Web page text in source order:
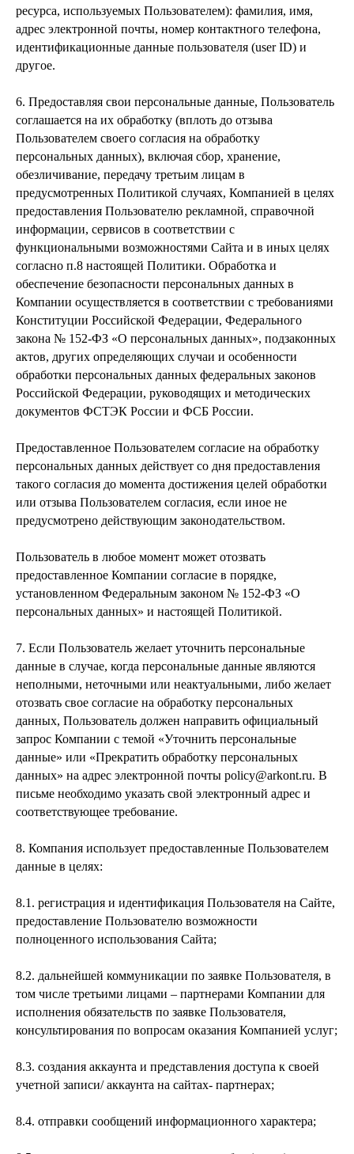
ресурса, используемых Пользователем): фамилия, имя,
адрес электронной почты, номер контактного телефона,
идентификационные данные пользователя (user ID) и
другое.
6. Предоставляя свои персональные данные, Пользователь
соглашается на их обработку (вплоть до отзыва
Пользователем своего согласия на обработку
персональных данных), включая сбор, хранение,
обезличивание, передачу третьим лицам в
предусмотренных Политикой случаях, Компанией в целях
предоставления Пользователю рекламной, справочной
информации, сервисов в соответствии с
функциональными возможностями Сайта и в иных целях
согласно п.8 настоящей Политики. Обработка и
обеспечение безопасности персональных данных в
Компании осуществляется в соответствии с требованиями
Конституции Российской Федерации, Федерального
закона № 152-ФЗ «О персональных данных», подзаконных
актов, других определяющих случаи и особенности
обработки персональных данных федеральных законов
Российской Федерации, руководящих и методических
документов ФСТЭК России и ФСБ России.
Предоставленное Пользователем согласие на обработку
персональных данных действует со дня предоставления
такого согласия до момента достижения целей обработки
или отзыва Пользователем согласия, если иное не
предусмотрено действующим законодательством.
Пользователь в любое момент может отозвать
предоставленное Компании согласие в порядке,
установленном Федеральным законом № 152-ФЗ «О
персональных данных» и настоящей Политикой.
7. Если Пользователь желает уточнить персональные
данные в случае, когда персональные данные являются
неполными, неточными или неактуальными, либо желает
отозвать свое согласие на обработку персональных
данных, Пользователь должен направить официальный
запрос Компании с темой «Уточнить персональные
данные» или «Прекратить обработку персональных
данных» на адрес электронной почты policy@arkont.ru. В
письме необходимо указать свой электронный адрес и
соответствующее требование.
8. Компания использует предоставленные Пользователем
данные в целях:
8.1. регистрация и идентификация Пользователя на Сайте,
предоставление Пользователю возможности
полноценного использования Сайта;
8.2. дальнейшей коммуникации по заявке Пользователя, в
том числе третьими лицами – партнерами Компании для
исполнения обязательств по заявке Пользователя,
консультирования по вопросам оказания Компанией услуг;
8.3. создания аккаунта и представления доступа к своей
учетной записи/ аккаунта на сайтах- партнерах;
8.4. отправки сообщений информационного характера;